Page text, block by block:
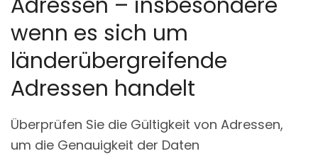
wenn es sich um
länderübergreifende
Adressen handelt
Überprüfen Sie die Gültigkeit von Adressen,
um die Genauigkeit der Daten